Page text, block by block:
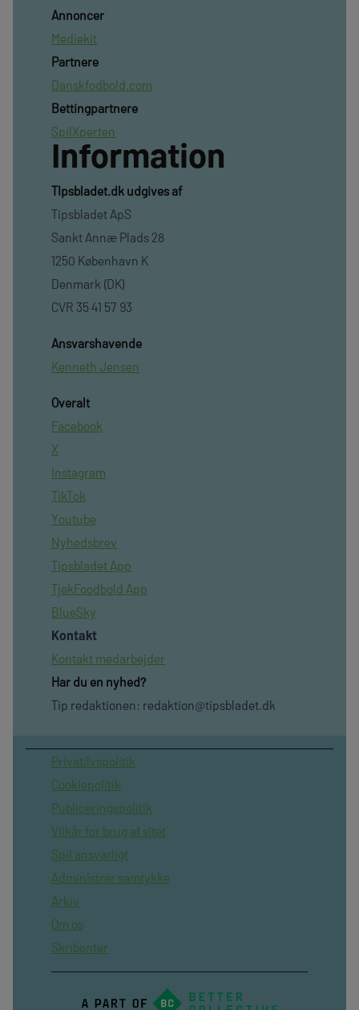
Annoncer
Mediekit
Partnere
Danskfodbold.com
Bettingpartnere
SpilXperten
Information
TIpsbladet.dk udgives af
Tipsbladet ApS
Sankt Annæ Plads 28
1250 København K
Denmark (DK)
CVR 35 41 57 93
Ansvarshavende
Kenneth Jensen
Overalt
Facebook
X
Instagram
TikTok
Youtube
Nyhedsbrev
Tipsbladet App
TjekFoodbold App
BlueSky
Kontakt
Kontakt medarbejder
Har du en nyhed?
Tip redaktionen: redaktion@tipsbladet.dk
Privatilvspolitik
Cookiepolitik
Publiceringspolitik
Vilkår for brug af sitet
Spil ansvarligt
Administrer samtykke
Arkiv
Om os
Skribenter